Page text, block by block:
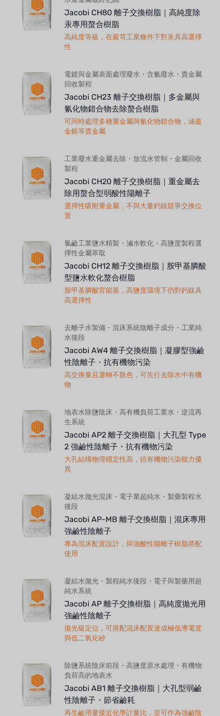
Jacobi CH80 離子交換樹脂｜高純度除
汞專用螯合樹脂
高純度等級，在嚴苛工業條件下對汞具高選擇
性
電鍍與金屬表面處理廢水・含氰廢水・貴金屬
回收製程
Jacobi CH23 離子交換樹脂｜多金屬與
氰化物錯合物去除螯合樹脂
可同時處理多種重金屬與氰化物錯合物，涵蓋
金銀等貴金屬
工業廢水重金屬去除・放流水管制・金屬回收
製程
Jacobi CH20 離子交換樹脂｜重金屬去
除用螯合型弱酸性陽離子
選擇性吸附重金屬，不與大量鈣鎂競爭交換位
置
氯鹼工業鹽水精製・滷水軟化・高鹽度製程選
擇性金屬萃取
Jacobi CH12 離子交換樹脂｜胺甲基膦酸
型鹽水軟化螯合樹脂
胺甲基膦酸官能基，高鹽度環境下仍對鈣鎂具
高選擇性
去離子水製備・混床系統陰離子成分・工業純
水後段
Jacobi AW4 離子交換樹脂｜凝膠型強鹼
性陰離子・抗有機物污染
高交換量且運轉不脫色，可先行去除水中有機
物
地表水除鹽陰床・高有機負荷工業水・逆流再
生系統
Jacobi AP2 離子交換樹脂｜大孔型 Type
2 強鹼性陰離子・抗有機物污染
大孔結構物理穩定性高，抗有機物污染能力優
異
凝結水拋光混床・電子業超純水・製藥製程水
後段
Jacobi AP-MB 離子交換樹脂｜混床專用
強鹼性陰離子
專為混床配置設計，與強酸性陽離子樹脂搭配
使用
凝結水拋光・製程純水後段・電子與製藥用超
純水系統
Jacobi AP 離子交換樹脂｜高純度拋光用
強鹼性陰離子
拋光級定位，可搭配混床配置達成極低導電度
與低二氧化矽
除鹽系統陰床前段・高鹽度原水處理・有機物
負荷高的地表水
Jacobi AB1 離子交換樹脂｜大孔型弱鹼
性陰離子・節省鹼耗
再生鹼用量接近化學計量比，並可作為強鹼陰